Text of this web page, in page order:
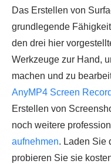
Das Erstellen von
grundlegende
den drei hier
Werkzeuge zur Hand,
machen und zu
AnyMP4 Screen
Erstellen von
noch weitere
aufnehmen. Laden Sie
probieren Sie sie